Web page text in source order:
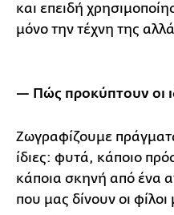
και επειδή
μόνο την τέχνη της
— Πώς προκύπτουν οι
Ζωγραφίζουμε
ίδιες: φυτά, κάποιο
κάποια σκηνή από ένα
που μας δίνουν οι φίλοι